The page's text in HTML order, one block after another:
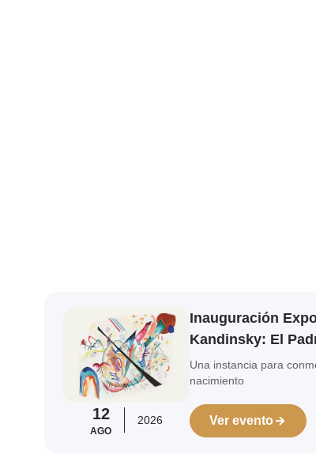
12
AGO
2026
Inauguración
Kandinsky: El
Una instancia para
nacimiento
Ver evento
Ver evento